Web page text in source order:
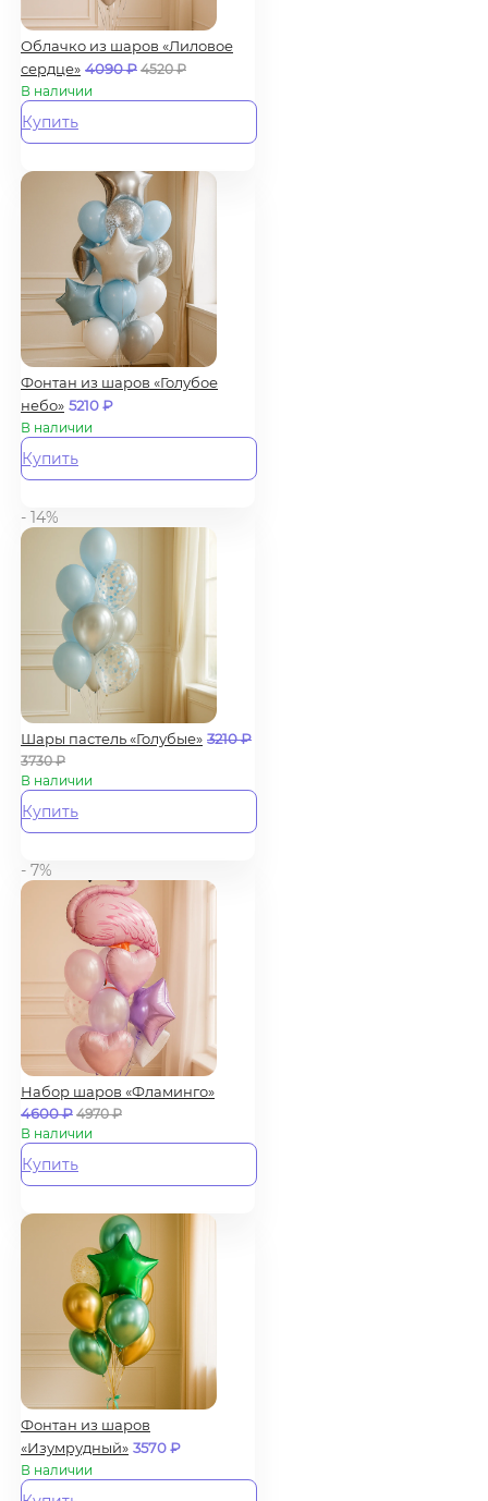
Облачко из шаров «Лиловое
сердце» 4090₽ 4520₽
В наличии
Купить
Фонтан из шаров «Голубое
небо» 5210₽
В наличии
Купить
- 14%
Шары пастель «Голубые» 3210₽
3730₽
В наличии
Купить
- 7%
Набор шаров «Фламинго»
4600₽ 4970₽
В наличии
Купить
Фонтан из шаров
«Изумрудный» 3570₽
В наличии